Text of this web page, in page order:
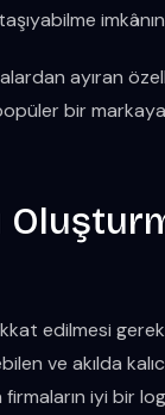
ayıran
bir
edilmesi
ve akılda
firmaların iyi bir